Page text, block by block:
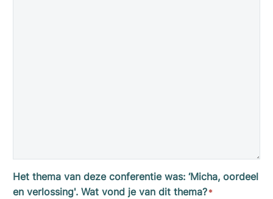
Het thema van deze conferentie was: ‘Micha, oordeel
en verlossing'. Wat vond je van dit thema?*